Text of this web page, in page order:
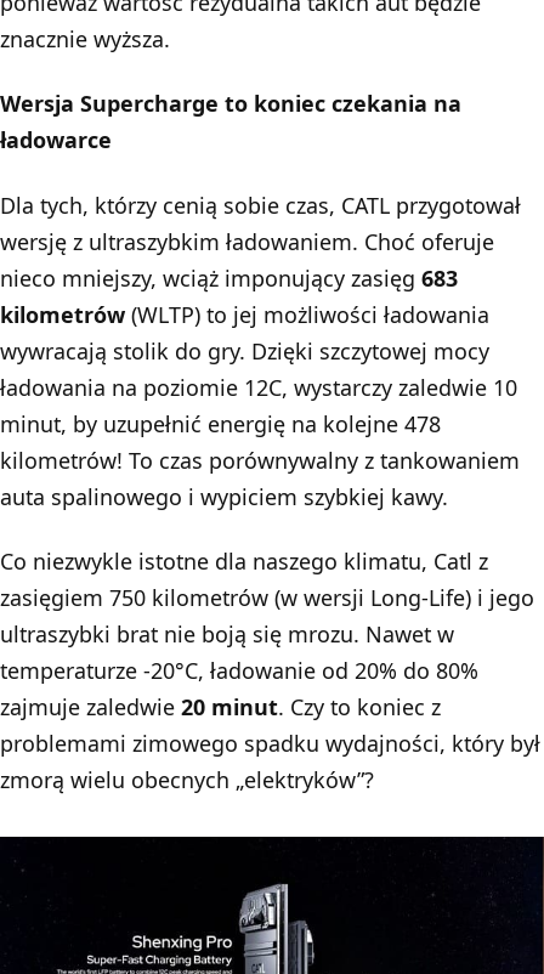
znacznie wyższa.
Wersja Supercharge to koniec czekania na
ładowarce
Dla tych, którzy cenią sobie czas, CATL przygotował
wersję z ultraszybkim ładowaniem. Choć oferuje
nieco mniejszy, wciąż imponujący zasięg 683
kilometrów (WLTP) to jej możliwości ładowania
wywracają stolik do gry. Dzięki szczytowej mocy
ładowania na poziomie 12C, wystarczy zaledwie 10
minut, by uzupełnić energię na kolejne 478
kilometrów! To czas porównywalny z tankowaniem
auta spalinowego i wypiciem szybkiej kawy.
Co niezwykle istotne dla naszego klimatu, Catl z
zasięgiem 750 kilometrów (w wersji Long-Life) i jego
ultraszybki brat nie boją się mrozu. Nawet w
temperaturze -20°C, ładowanie od 20% do 80%
zajmuje zaledwie 20 minut. Czy to koniec z
problemami zimowego spadku wydajności, który był
zmorą wielu obecnych „elektryków”?